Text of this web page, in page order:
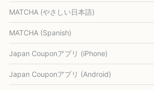
MATCHA (やさしい日本語)
MATCHA (Spanish)
Japan Couponアプリ (iPhone)
Japan Couponアプリ (Android)